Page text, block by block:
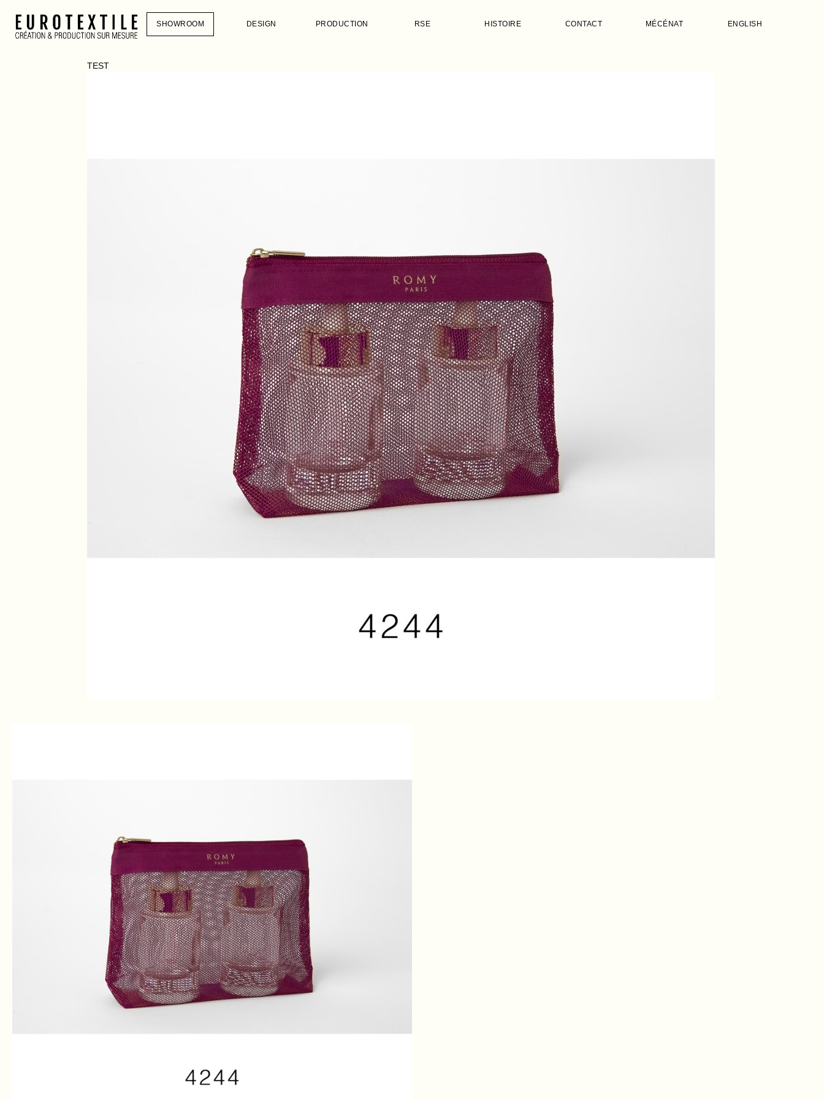
SHOWROOM DESIGN PRODUCTION RSE HISTOIRE CONTACT MÉCÉNAT ENGLISH
TEST